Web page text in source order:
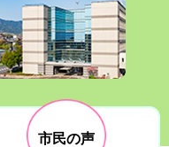
市民の声